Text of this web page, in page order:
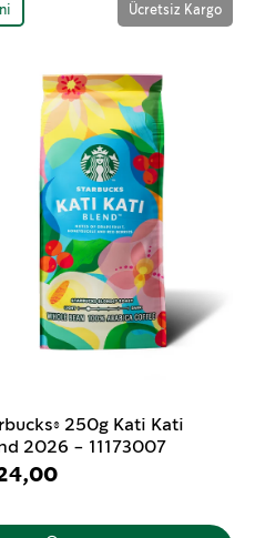
250g Kati Kati
2026 - 11173007
Ücretsiz Kargo